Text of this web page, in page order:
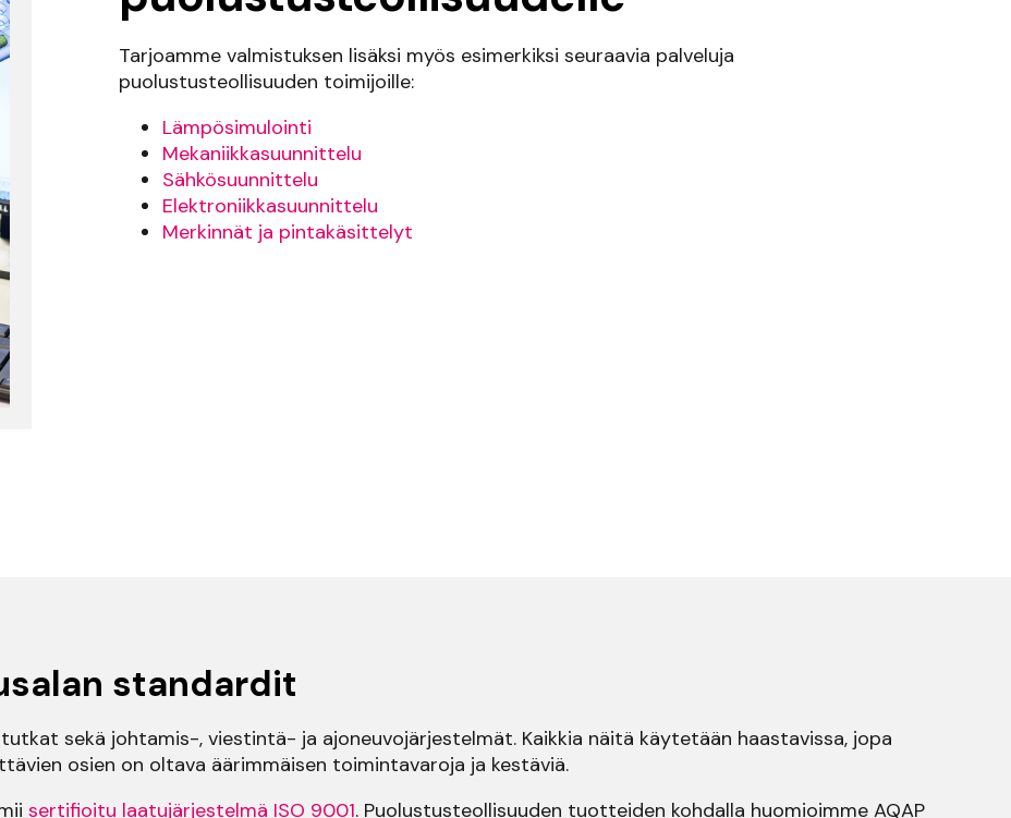
Tarjoamme valmistuksen lisäksi myös esimerkiksi seuraavia palveluja
puolustusteollisuuden toimijoille:
Lämpösimulointi
Mekaniikkasuunnittelu
Sähkösuunnittelu
Elektroniikkasuunnittelu
Merkinnät ja pintakäsittelyt
standardit
sekä johtamis-, viestintä- ja ajoneuvojärjestelmät. Kaikkia näitä käytetään haastavissa, jopa
osien on oltava äärimmäisen toimintavaroja ja kestäviä.
sertifioitu laatujärjestelmä ISO 9001. Puolustusteollisuuden tuotteiden kohdalla huomioimme AQAP